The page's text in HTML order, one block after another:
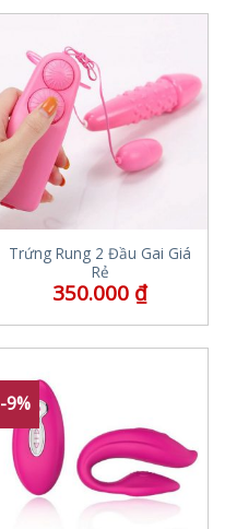
Trứng Rung 2 Đầu Gai Giá
Rẻ
350.000 ₫
-9%